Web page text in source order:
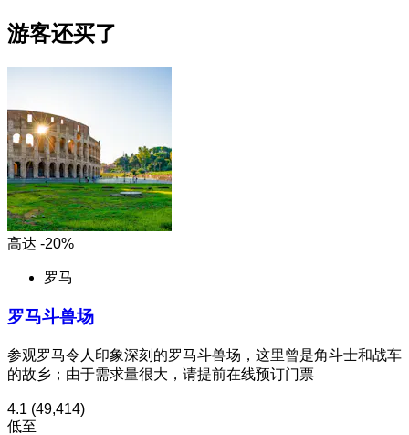
游客还买了
高达 -20%
罗马
罗马斗兽场
参观罗马令人印象深刻的罗马斗兽场，这里曾是角斗士和战车
的故乡；由于需求量很大，请提前在线预订门票
4.1 (49,414)
低至